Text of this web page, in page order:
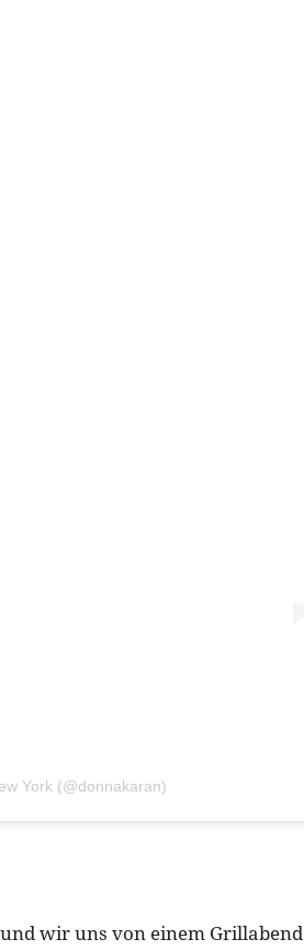
York (@donnakaran)
wir uns von einem Grillabend